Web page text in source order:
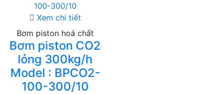
Xem chi tiết
Bơm piston hoá chất
Bơm piston CO2
lỏng 300kg/h
Model : BPCO2-
100-300/10